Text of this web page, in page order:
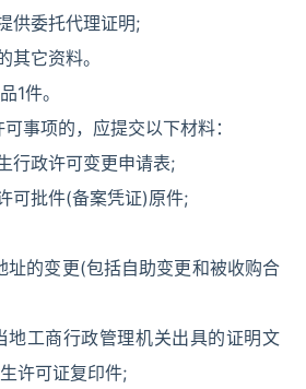
供委托代理证明;
其它资料。
1件。
事项的，应提交以下材料：
行政许可变更申请表;
可批件(备案凭证)原件;
址的变更(包括自助变更和被收购合
地工商行政管理机关出具的证明文
许可证复印件;